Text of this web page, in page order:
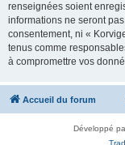
renseignées soient
informations ne seront
consentement, ni «
tenus comme
à compromettre vos
Accueil du forum
Développé